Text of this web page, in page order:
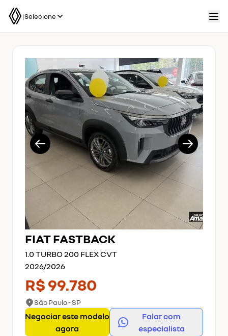
|Selecione
1/13
FIATFASTBACK
1.0 TURBO 200 FLEX CVT
2026/2026
R$ 99.780
São Paulo - SP
Negociar este modelo
agora
Falar com
especialista